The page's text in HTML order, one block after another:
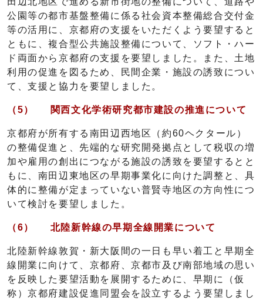
公園等の都市基盤整備に係る社会資本整備総合交付金
等の活用に、京都府の支援をいただくよう要望すると
ともに、複合型公共施設整備について、ソフト・ハー
ド両面から京都府の支援を要望しました。また、土地
利用の促進を図るため、民間企業・施設の誘致につい
て、支援と協力を要望しました。
（5） 関西文化学術研究都市建設の推進について
京都府が所有する南田辺西地区（約60ヘクタール）
の整備促進と、先端的な研究開発拠点として税収の増
加や雇用の創出につながる施設の誘致を要望するとと
もに、南田辺東地区の早期事業化に向けた調整と、具
体的に整備が定まっていない普賢寺地区の方向性につ
いて検討を要望しました。
（6） 北陸新幹線の早期全線開業について
北陸新幹線敦賀・新大阪間の一日も早い着工と早期全
線開業に向けて、京都府、京都市及び南部地域の思い
を反映した要望活動を展開するために、早期に（仮
称）京都府建設促進同盟会を設立するよう要望しまし